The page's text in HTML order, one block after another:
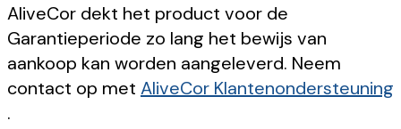
AliveCor dekt het product voor de
Garantieperiode zo lang het bewijs van
aankoop kan worden aangeleverd. Neem
contact op met AliveCor Klantenondersteuning
.